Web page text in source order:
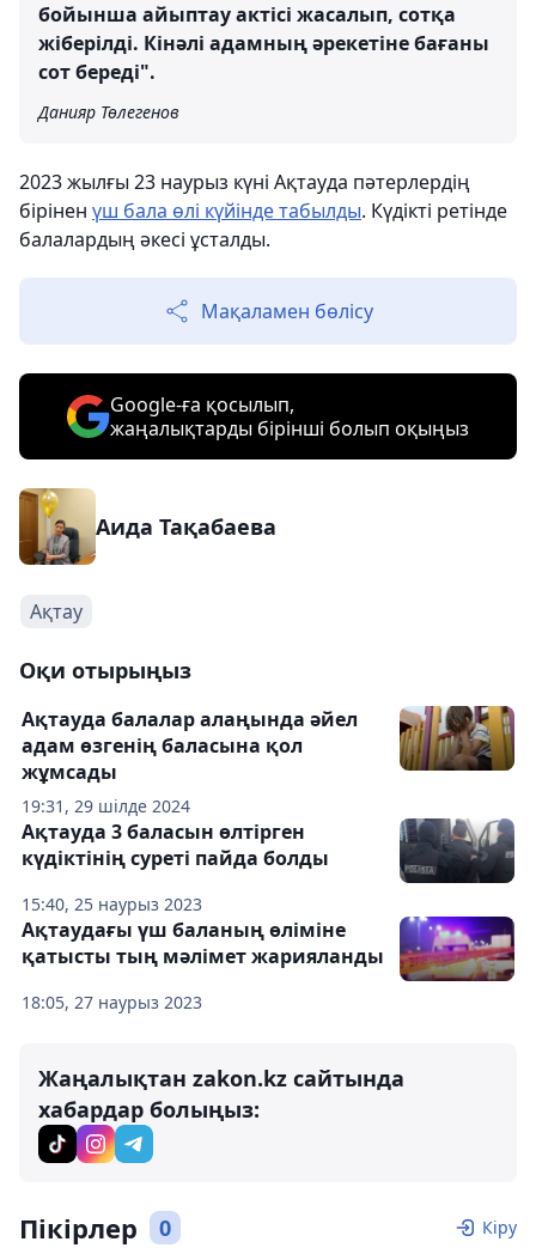
бойынша айыптау актісі жасалып, сотқа
жіберілді. Кінәлі адамның әрекетіне бағаны
сот береді".
Данияр Төлегенов
2023 жылғы 23 наурыз күні Ақтауда пәтерлердің
бірінен үш бала өлі күйінде табылды. Күдікті ретінде
балалардың әкесі ұсталды.
Мақаламен бөлісу
Google-ға қосылып,
жаңалықтарды бірінші болып оқыңыз
Аида Тақабаева
Ақтау
Оқи отырыңыз
19:31, 29 шілде 2024
Ақтауда балалар алаңында әйел
адам өзгенің баласына қол
жұмсады
15:40, 25 наурыз 2023
Ақтауда 3 баласын өлтірген
күдіктінің суреті пайда болды
18:05, 27 наурыз 2023
Ақтаудағы үш баланың өліміне
қатысты тың мәлімет жарияланды
Жаңалықтан zakon.kz сайтында
хабардар болыңыз:
Пікірлер 0 Кіру